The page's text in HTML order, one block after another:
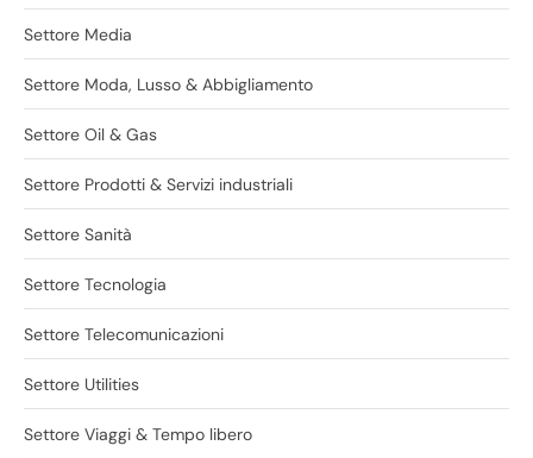
Settore Media
Settore Moda, Lusso & Abbigliamento
Settore Oil & Gas
Settore Prodotti & Servizi industriali
Settore Sanità
Settore Tecnologia
Settore Telecomunicazioni
Settore Utilities
Settore Viaggi & Tempo libero